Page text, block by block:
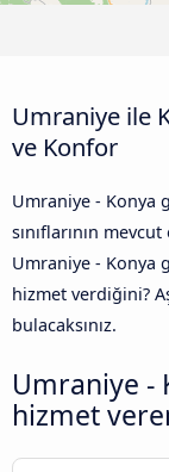
Umraniye ile
ve Konfor
Umraniye - Konya
sınıflarının
Umraniye - Konya
hizmet verdiğini?
bulacaksınız.
Umraniye -
hizmet